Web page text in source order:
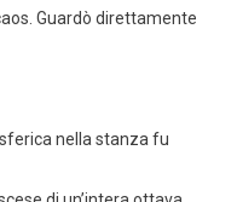
Guardò direttamente
nella stanza fu